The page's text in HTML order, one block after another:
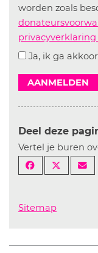
worden zoals
Ja, ik ga
AANMELDEN
Deel deze
Vertel je buren
Sitemap